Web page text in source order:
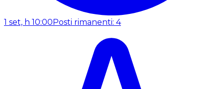
1 set, h 10:00 Posti rimanenti: 4